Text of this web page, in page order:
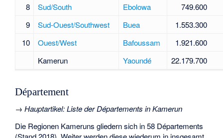
8
Sud/South Ebolowa
749.600
9
Sud-Ouest/Southwest Buea
1.553.300
10
Ouest/West Bafoussam
1.921.600
Kamerun
Yaoundé 22.179.700
Département
→Hauptartikel:Liste der Départements in Kamerun
Die Regionen Kameruns gliedern sich in 58 Départements